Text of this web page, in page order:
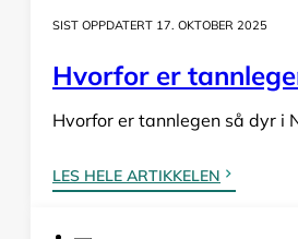
SIST OPPDATERT 17. OKTOBER 2025
Hvorfor er
Hvorfor er tannlegen så dyr i
LES HELE ARTIKKELEN